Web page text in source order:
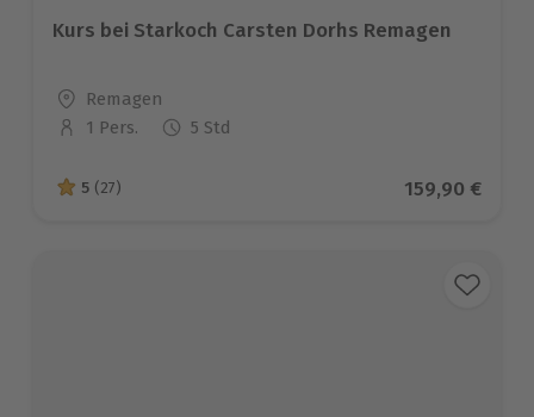
Kurs bei Starkoch Carsten Dorhs Remagen
Standort
Remagen
Anzahl der Teilnehmer
1 Pers. 5 Std
5 von 5 Sternen basierend auf 27 Bewertungen
5 (27) Aktueller
159,90 €